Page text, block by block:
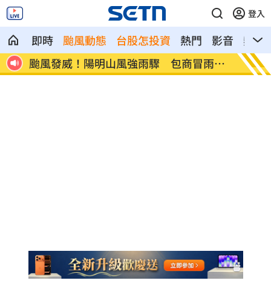
登入
即時 颱風動態 台股怎投資 熱門 影音
熱搜
選
颱風發威！陽明山風強雨驟 包商冒雨上
工
不用
易